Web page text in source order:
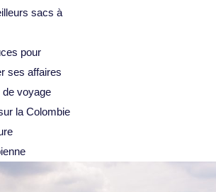
sacs à
pour
ses affaires
de voyage
la Colombie